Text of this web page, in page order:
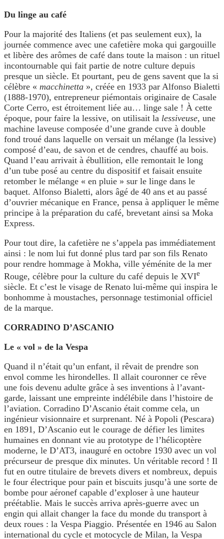
Du linge au café
Pour la majorité des Italiens (et pas seulement eux), la
journée commence avec une cafetière moka qui gargouille
et libère des arômes de café dans toute la maison : un rituel
incontournable qui fait partie de notre culture depuis
presque un siècle. Et pourtant, peu de gens savent que la si
célèbre « macchinetta », créée en 1933 par Alfonso Bialetti
(1888-1970), entrepreneur piémontais originaire de Casale
Corte Cerro, est étroitement liée au… linge sale ! À cette
époque, pour faire la lessive, on utilisait la lessiveuse, une
machine laveuse composée d’une grande cuve à double
fond troué dans laquelle on versait un mélange (la lessive)
composé d’eau, de savon et de cendres, chauffé au bois.
Quand l’eau arrivait à ébullition, elle remontait le long
d’un tube posé au centre du dispositif et faisait ensuite
retomber le mélange « en pluie » sur le linge dans le
baquet. Alfonso Bialetti, alors âgé de 40 ans et au passé
d’ouvrier mécanique en France, pensa à appliquer le même
principe à la préparation du café, brevetant ainsi sa Moka
Express.
Pour tout dire, la cafetière ne s’appela pas immédiatement
ainsi : le nom lui fut donné plus tard par son fils Renato
pour rendre hommage à Mokha, ville yéménite de la mer
Rouge, célèbre pour la culture du café depuis le XVIe
siècle. Et c’est le visage de Renato lui-même qui inspira le
bonhomme à moustaches, personnage testimonial officiel
de la marque.
CORRADINO D’ASCANIO
Le « vol » de la Vespa
Quand il n’était qu’un enfant, il rêvait de prendre son
envol comme les hirondelles. Il allait couronner ce rêve
une fois devenu adulte grâce à ses inventions à l’avant-
garde, laissant une empreinte indélébile dans l’histoire de
l’aviation. Corradino D’Ascanio était comme cela, un
ingénieur visionnaire et surprenant. Né à Popoli (Pescara)
en 1891, D’Ascanio eut le courage de défier les limites
humaines en donnant vie au prototype de l’hélicoptère
moderne, le D’AT3, inauguré en octobre 1930 avec un vol
précurseur de presque dix minutes. Un véritable record ! Il
fut en outre titulaire de brevets divers et nombreux, depuis
le four électrique pour pain et biscuits jusqu’à une sorte de
bombe pour aéronef capable d’exploser à une hauteur
préétablie. Mais le succès arriva après-guerre avec un
engin qui allait changer la face du monde du transport à
deux roues : la Vespa Piaggio. Présentée en 1946 au Salon
international du cycle et motocycle de Milan, la Vespa